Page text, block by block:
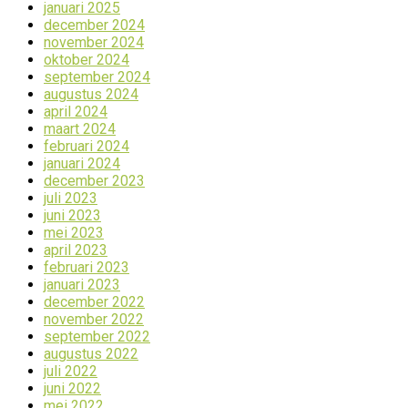
januari 2025
december 2024
november 2024
oktober 2024
september 2024
augustus 2024
april 2024
maart 2024
februari 2024
januari 2024
december 2023
juli 2023
juni 2023
mei 2023
april 2023
februari 2023
januari 2023
december 2022
november 2022
september 2022
augustus 2022
juli 2022
juni 2022